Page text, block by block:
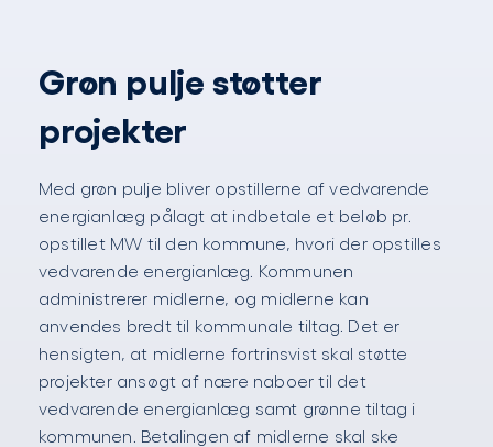
Grøn pulje støtter
projekter
Med grøn pulje bliver opstillerne af vedvarende
energianlæg pålagt at indbetale et beløb pr.
opstillet MW til den kommune, hvori der opstilles
vedvarende energianlæg. Kommunen
administrerer midlerne, og midlerne kan
anvendes bredt til kommunale tiltag. Det er
hensigten, at midlerne fortrinsvist skal støtte
projekter ansøgt af nære naboer til det
vedvarende energianlæg samt grønne tiltag i
kommunen. Betalingen af midlerne skal ske